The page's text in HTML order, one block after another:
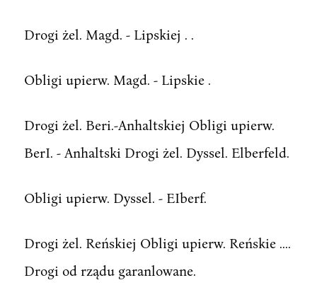
Drogi żel. Magd. - Lipskiej . .
Obligi upierw. Magd. - Lipskie .
Drogi żel. Beri.-Anhaltskiej Obligi upierw.
BerI. - Anhaltski Drogi żel. Dyssel. Elberfeld.
Obligi upierw. Dyssel. - EIberf.
Drogi żel. Reńskiej Obligi upierw. Reńskie ....
Drogi od rządu garanlowane.